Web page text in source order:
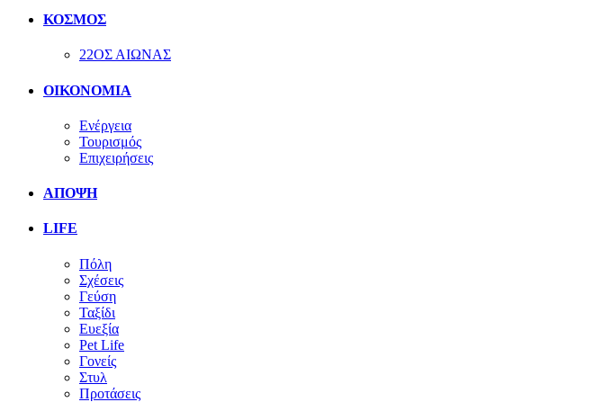
ΚΟΣΜΟΣ
22ΟΣ ΑΙΩΝΑΣ
ΟΙΚΟΝΟΜΙΑ
Ενέργεια
Τουρισμός
Επιχειρήσεις
ΑΠΟΨΗ
LIFE
Πόλη
Σχέσεις
Γεύση
Ταξίδι
Ευεξία
Pet Life
Γονείς
Στυλ
Προτάσεις